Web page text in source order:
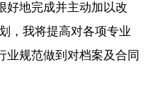
好地完成并主动加以改
，我将提高对各项专业
业规范做到对档案及合同